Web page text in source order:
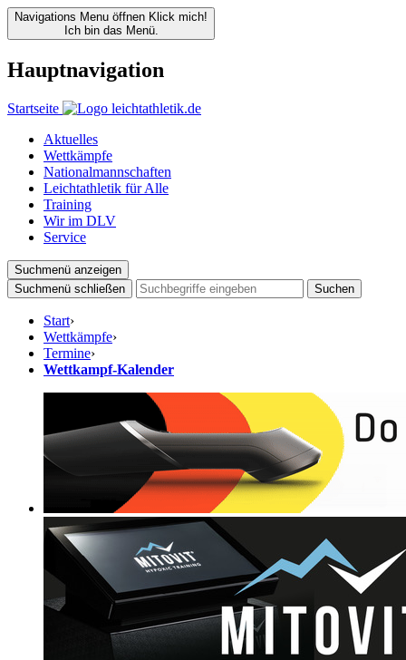
Navigations Menu öffnen Klick mich!
Ich bin das Menü.
Hauptnavigation
Startseite
Aktuelles
Wettkämpfe
Nationalmannschaften
Leichtathletik für Alle
Training
Wir im DLV
Service
Suchmenü anzeigen
Suchmenü schließen
Suchen
Start›
Wettkämpfe›
Termine›
Wettkampf-Kalender